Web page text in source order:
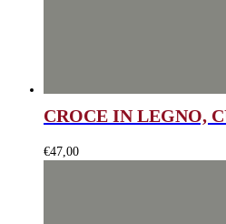
CROCE IN LEGNO,
€47,00